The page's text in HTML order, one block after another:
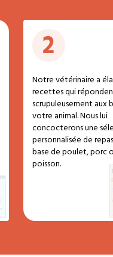
2
Notre vétérinaire a
recettes qui
scrupuleusement aux
votre animal. Nous lui
concocterons une
personnalisée de
base de poulet, porc
poisson.